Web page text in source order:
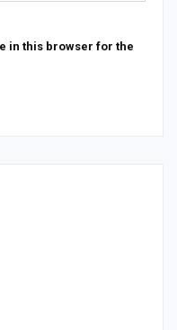
in this browser for the